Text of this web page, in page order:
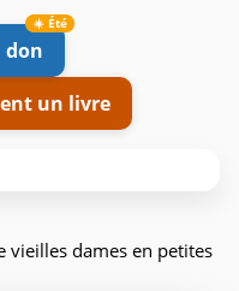
don
un livre
vieilles dames en petites